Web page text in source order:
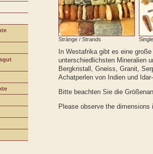
Stränge / Strands
In Westafrika gibt es eine
unterschiedlichsten Mineralien
Bergkristall, Gneiss, Granit,
Achatperlen von Indien und
Bitte beachten Sie die
Please observe the dimensions